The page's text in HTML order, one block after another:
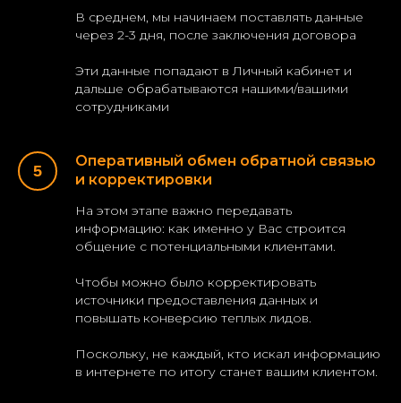
В среднем, мы начинаем поставлять данные
через 2-3 дня, после заключения договора
Эти данные попадают в Личный кабинет и
дальше обрабатываются нашими/вашими
сотрудниками
Оперативный обмен обратной связью
и корректировки
На этом этапе важно передавать
информацию: как именно у Вас строится
общение с потенциальными клиентами.
Чтобы можно было корректировать
источники предоставления данных и
повышать конверсию теплых лидов.
Поскольку, не каждый, кто искал информацию
в интернете по итогу станет вашим клиентом.